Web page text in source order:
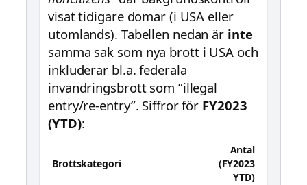
visat tidigare domar (i USA eller
utomlands). Tabellen nedan är inte
samma sak som nya brott i USA och
inkluderar bl.a. federala
invandringsbrott som ”illegal
entry/re-entry”. Siffror för FY2023
(YTD):
Brottskategori
Antal
(FY2023
YTD)